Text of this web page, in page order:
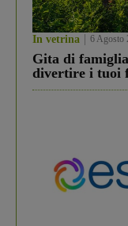
In vetrina 6 Agosto
Gita di
divertire i tuoi